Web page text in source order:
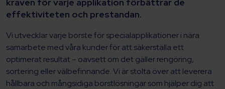
effektiviteten och prestandan.
Vi utvecklar varje borste för specialapplikationer i nära
samarbete med våra kunder för att säkerställa ett
optimerat resultat – oavsett om det gäller rengöring,
sortering eller välbefinnande. Vi är stolta över att leverera
hållbara och mångsidiga borstlösningar som hjälper dig att